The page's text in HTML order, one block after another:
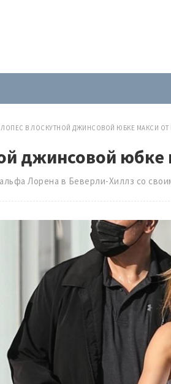
В ЛОСКУТНОЙ ДЖИНСОВОЙ ЮБКЕ МАКСИ ОТ
джинсовой юбке
Лорена в Беверли-Хиллз со